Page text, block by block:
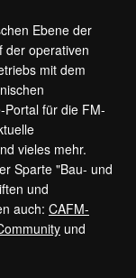
Ebene der
der operativen
mit dem
für die FM-
vieles mehr.
Sparte "Bau- und
und
auch: CAFM-
und